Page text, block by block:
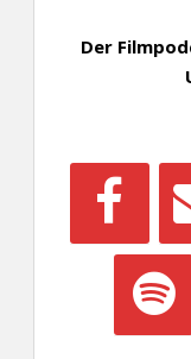
Der